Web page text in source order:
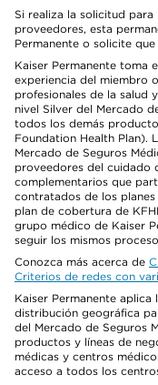
Si realiza la solicitud
proveedores, esta
Permanente o solicite
Kaiser Permanente toma
experiencia del miembro
profesionales de la salud
nivel Silver del Mercado
todos los demás
Foundation Health Plan).
Mercado de Seguros
proveedores del cuidado
complementarios que
contratados de los
plan de cobertura de
grupo médico de Kaiser
seguir los mismos
Conozca más acerca de
Criterios de redes con
Kaiser Permanente
distribución geográfica
del Mercado de Seguros
productos y líneas de
médicas y centros
acceso a todos los